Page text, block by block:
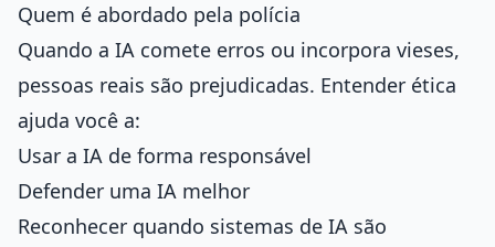
Quem é abordado pela polícia
Quando a IA comete erros ou incorpora vieses,
pessoas reais são prejudicadas. Entender ética
ajuda você a:
Usar a IA de forma responsável
Defender uma IA melhor
Reconhecer quando sistemas de IA são